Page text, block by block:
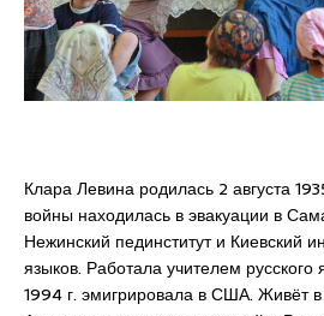
Клара Левина родилась 2 августа
войны находилась в эвакуации в
Нежинский пединститут и Киевский
языков. Работала учителем
1994 г. эмигрировала в США. Живёт в